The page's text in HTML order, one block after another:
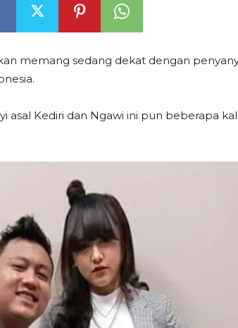
memang sedang dekat dengan
asal Kediri dan Ngawi ini pun beberapa